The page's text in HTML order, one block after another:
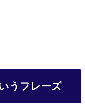
うフレーズ